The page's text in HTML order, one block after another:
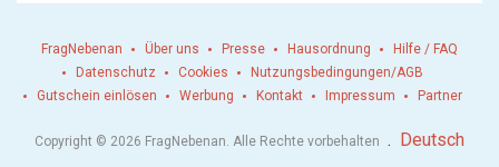
FragNebenan Über uns Presse Hausordnung
Hilfe / FAQ
Datenschutz
Cookies
Nutzungsbedingungen/AGB
Gutschein einlösen
Werbung Kontakt Impressum Partner
Copyright © 2026 FragNebenan. Alle Rechte vorbehalten . Deutsch